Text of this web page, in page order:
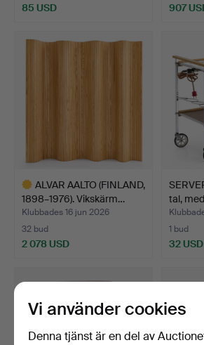
85 USD 907
ALVAR AALTO (FINLAND,
1898–1976). Vikskärm…
Klubbades 16 jun 2026
32 bud
2 078 USD
tal,
1 bud
32 USD
Vi använder cookies
Denna tjänst är en del av